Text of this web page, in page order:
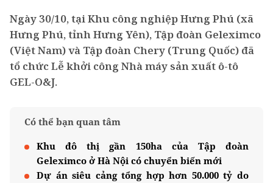
Ngày 30/10, tại Khu công nghiệp Hưng Phú (xã
Hưng Phú, tỉnh Hưng Yên), Tập đoàn Geleximco
(Việt Nam) và Tập đoàn Chery (Trung Quốc) đã
tổ chức Lễ khởi công Nhà máy sản xuất ô-tô
GEL-O&J.
Có thể bạn quan tâm
Khu đô thị gần 150ha của Tập đoàn
Geleximco ở Hà Nội có chuyển biến mới
Dự án siêu cảng tổng hợp hơn 50.000 tỷ do